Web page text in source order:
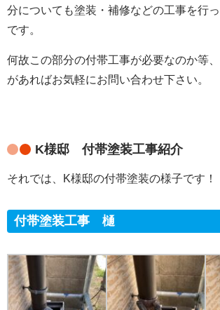
分についても塗装・補修などの工事を行
です。
何故この部分の付帯工事が必要なのか等
があればお気軽にお問い合わせ下さい。
K様邸 付帯塗装工事紹介
それでは、K様邸の付帯塗装の様子です！
付帯塗装工事 樋